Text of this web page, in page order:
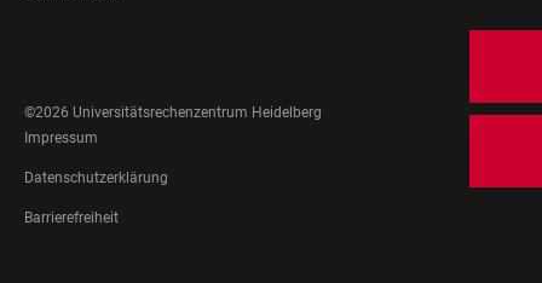
MEDIA
©2026 Universitätsrechenzentrum Heidelberg
FOOTER
LEGAL
Impressum
Datenschutzerklärung
Barrierefreiheit